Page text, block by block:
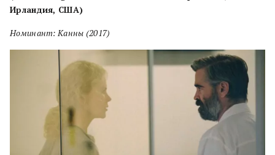
Ирландия, США)
Номинант: Канны (2017)